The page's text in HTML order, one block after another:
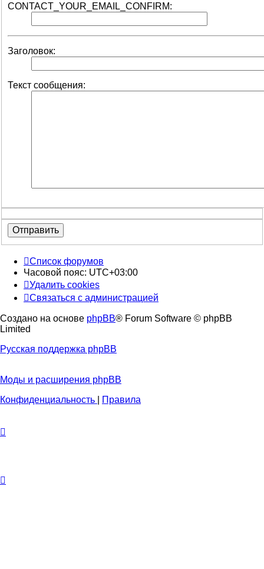
CONTACT_YOUR_EMAIL_CONFIRM:
Заголовок:
Текст сообщения:
Список форумов
Часовой пояс: UTC+03:00
Удалить cookies
Связаться с администрацией
Создано на основе phpBB® Forum Software © phpBB
Limited
Русская поддержка phpBB
Моды и расширения phpBB
Конфиденциальность
Правила